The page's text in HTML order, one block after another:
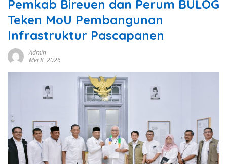
Pemkab Bireuen dan Perum BULOG
Teken MoU Pembangunan
Infrastruktur Pascapanen
Admin
Mei 8, 2026